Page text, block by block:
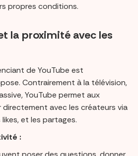
propres conditions.
la proximité avec les
de YouTube est
Contrairement à la télévision,
YouTube permet aux
directement avec les créateurs via
et les partages.
: